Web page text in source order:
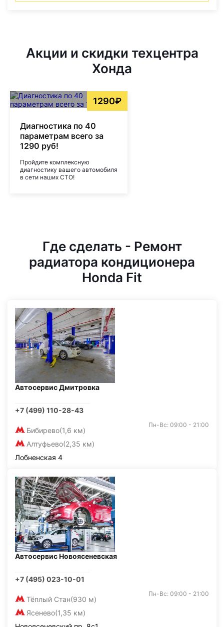
Акции и скидки техцентра
Хонда
1290₽
Диагностика по 40
параметрам всего за
1290 руб!
Пройдите комплексную
диагностику вашего автомобиля
в сети наших СТО!
Где сделать - Ремонт
радиатора кондиционера
Honda Fit
Автосервис Дмитровка
+7 (499) 110-28-43
Бибирево(1,6 км)
Алтуфьево(2,35 км)
Пн-Вс: 09:00 - 21:00
Лобненская 4
Автосервис Новоясеневская
+7 (495) 023-10-01
Тёплый Стан(930 м)
Ясенево(1,35 км)
Пн-Вс: 09:00 - 21:00